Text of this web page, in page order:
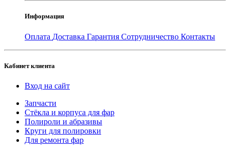
Информация
Оплата Доставка Гарантия Сотрудничество Контакты
Кабинет клиента
Вход на сайт
Запчасти
Стёкла и корпуса для фар
Полироли и абразивы
Круги для полировки
Для ремонта фар